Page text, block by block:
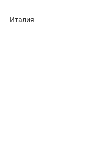
Италия